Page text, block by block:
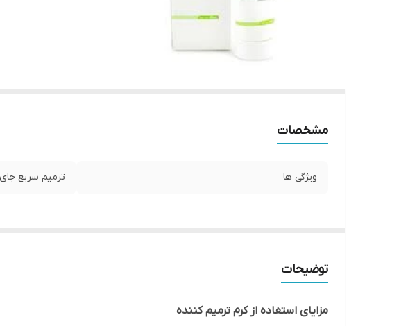
مشخصات
ویژگی ها ترمیم سریع
توضیحات
مزایای استفاده از کرم ترمیم کننده